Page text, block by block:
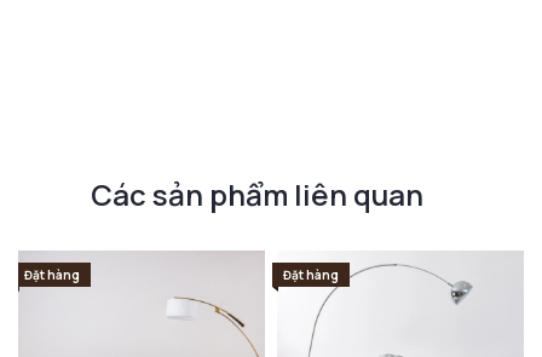
Các sản phẩm liên quan
Đặt hàng Đặt hàng